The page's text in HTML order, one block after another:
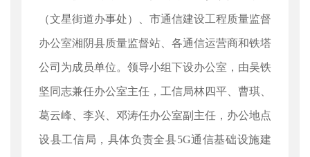
（文星街道办事处）、市通信建设工程质量监督
办公室湘阴县质量监督站、各通信运营商和铁塔
公司为成员单位。领导小组下设办公室，由吴铁
坚同志兼任办公室主任，工信局林四平、曹琪、
葛云峰、李兴、邓涛任办公室副主任，办公地点
设县工信局，具体负责全县5G通信基础设施建